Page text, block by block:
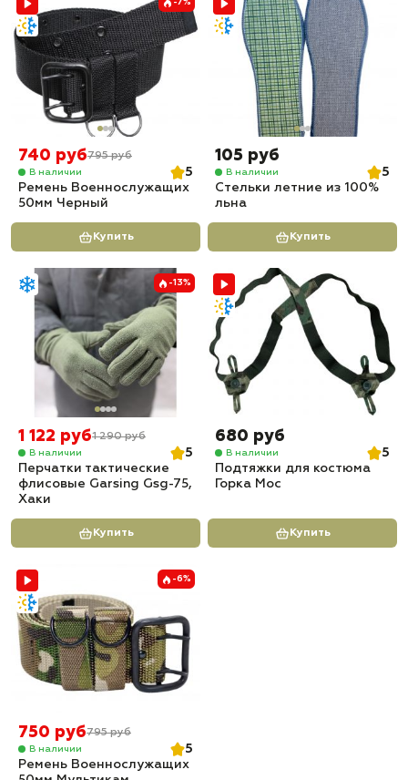
-7%
740 руб795 руб
В наличии
5
Ремень Военнослужащих
50мм Черный
Купить
105 руб
В наличии
5
Стельки летние из 100%
льна
Купить
-13%
1 122 руб1 290 руб
В наличии
5
Перчатки тактические
флисовые Garsing Gsg-75,
Хаки
Купить
680 руб
В наличии
5
Подтяжки для костюма
Горка Мос
Купить
-6%
750 руб795 руб
В наличии
5
Ремень Военнослужащих